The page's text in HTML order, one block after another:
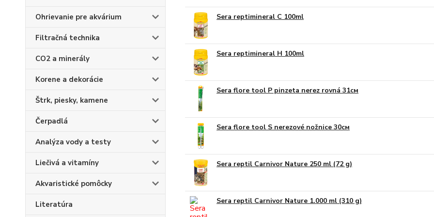
Ohrievanie pre akvárium
Filtračná technika
CO2 a minerály
Korene a dekorácie
Štrk, piesky, kamene
Čerpadlá
Analýza vody a testy
Liečivá a vitamíny
Akvaristické pomôcky
Literatúra
Sera reptimineral C 100ml
Sera reptimineral H 100ml
Sera flore tool P pinzeta nerez rovná 31см
Sera flore tool S nerezové nožnice 30см
Sera reptil Carnivor Nature 250 ml (72 g)
Sera reptil Carnivor Nature 1.000 ml (310 g)